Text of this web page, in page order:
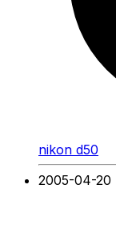
nikon d50
2005-04-20